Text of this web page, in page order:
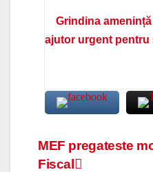
Grindina
ajutor urgent
Navigare
MEF pregateste
Fiscal